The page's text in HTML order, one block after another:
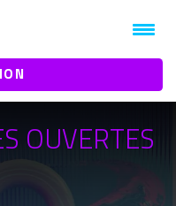
OUVERTES